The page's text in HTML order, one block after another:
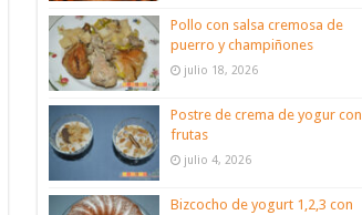
Pollo con salsa cremosa de
puerro y champiñones
julio 18, 2026
Postre de crema de yogur con
frutas
julio 4, 2026
Bizcocho de yogurt 1,2,3 con